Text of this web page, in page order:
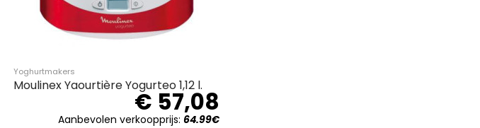
Yoghurtmakers
Moulinex Yaourtière Yogurteo 1,12 l.
€ 57,08
Aanbevolen verkoopprijs: 64.99€